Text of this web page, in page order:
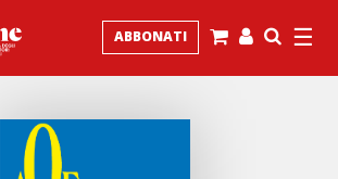
ABBONATI ☰